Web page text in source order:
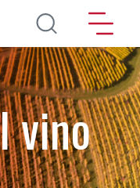
contenu principal
vino